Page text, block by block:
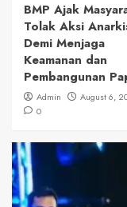
BMP Ajak
Tolak Aksi
Demi Menjaga
Keamanan dan
Pembangunan
Admin
August 6,
0